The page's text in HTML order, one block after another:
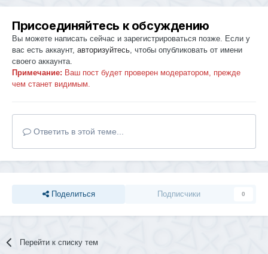
Присоединяйтесь к обсуждению
Вы можете написать сейчас и зарегистрироваться позже. Если у
вас есть аккаунт, авторизуйтесь, чтобы опубликовать от имени
своего аккаунта.
Примечание: Ваш пост будет проверен модератором, прежде
чем станет видимым.
Ответить в этой теме...
Поделиться Подписчики 0
Перейти к списку тем